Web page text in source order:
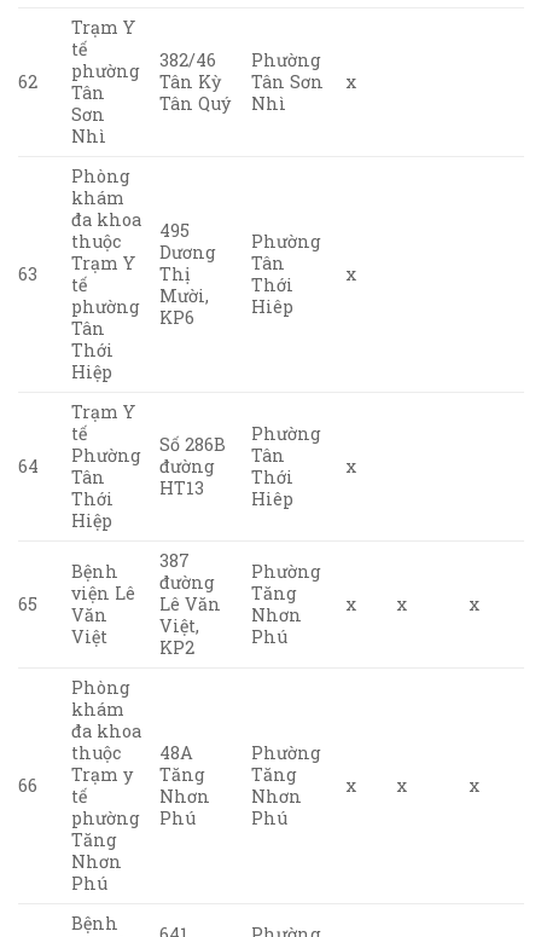
62
Trạm Y
tế
phường
Tân
Sơn
Nhì
382/46
Tân Kỳ
Tân Quý
Phường
Tân Sơn
Nhì
x
63
Phòng
khám
đa khoa
thuộc
Trạm Y
tế
phường
Tân
Thới
Hiệp
495
Dương
Thị
Mười,
KP6
Phường
Tân
Thới
Hiêp
x
64
Trạm Y
tế
Phường
Tân
Thới
Hiệp
Số 286B
đường
HT13
Phường
Tân
Thới
Hiêp
x
65
Bệnh
viện Lê
Văn
Việt
387
đường
Lê Văn
Việt,
KP2
Phường
Tăng
Nhơn
Phú
x x x
66
Phòng
khám
đa khoa
thuộc
Trạm y
tế
phường
Tăng
Nhơn
Phú
48A
Tăng
Nhơn
Phú
Phường
Tăng
Nhơn
Phú
x x x
Bệnh